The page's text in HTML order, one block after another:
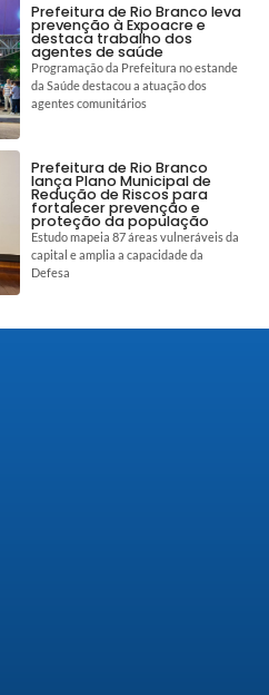
Prefeitura de Rio Branco leva
prevenção à Expoacre e
destaca trabalho dos
agentes de saúde
Programação da Prefeitura no estande
da Saúde destacou a atuação dos
agentes comunitários
Prefeitura de Rio Branco
lança Plano Municipal de
Redução de Riscos para
fortalecer prevenção e
proteção da população
Estudo mapeia 87 áreas vulneráveis da
capital e amplia a capacidade da
Defesa